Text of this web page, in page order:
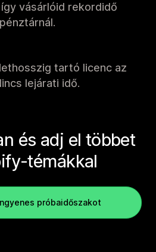
vásárlóid rekordidő
tartó licenc az
lejárati idő.
és adj el többet
témákkal
próbaidőszakot